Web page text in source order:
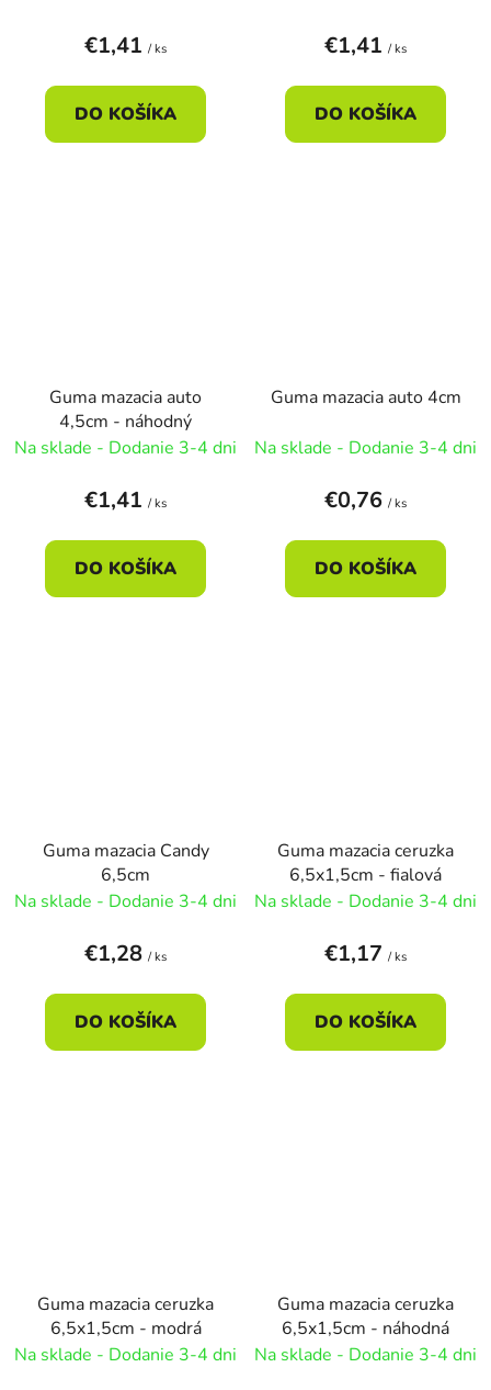
€1,41 / ks
DO KOŠÍKA
€1,41 / ks
DO KOŠÍKA
Guma mazacia auto
4,5cm - náhodný
Na sklade - Dodanie 3-4 dni
€1,41 / ks
DO KOŠÍKA
Guma mazacia auto 4cm
Na sklade - Dodanie 3-4 dni
€0,76 / ks
DO KOŠÍKA
Guma mazacia Candy
6,5cm
Na sklade - Dodanie 3-4 dni
€1,28 / ks
DO KOŠÍKA
Guma mazacia ceruzka
6,5x1,5cm - fialová
Na sklade - Dodanie 3-4 dni
€1,17 / ks
DO KOŠÍKA
Guma mazacia ceruzka
6,5x1,5cm - modrá
Na sklade - Dodanie 3-4 dni
Guma mazacia ceruzka
6,5x1,5cm - náhodná
Na sklade - Dodanie 3-4 dni